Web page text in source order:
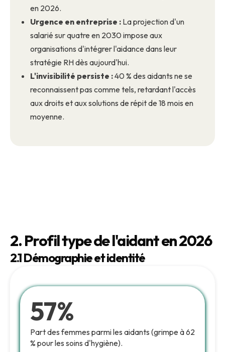
en 2026.
Urgence en entreprise : La projection d'un
salarié sur quatre en 2030 impose aux
organisations d'intégrer l'aidance dans leur
stratégie RH dès aujourd'hui.
L'invisibilité persiste :40 % des aidants ne se
reconnaissent pas comme tels, retardant l'accès
aux droits et aux solutions de répit de 18 mois en
moyenne.
2. Profil type de l'aidant en 2026
2.1 Démographie et identité
57%
Part des femmes parmi les aidants (grimpe à 62
% pour les soins d'hygiène).